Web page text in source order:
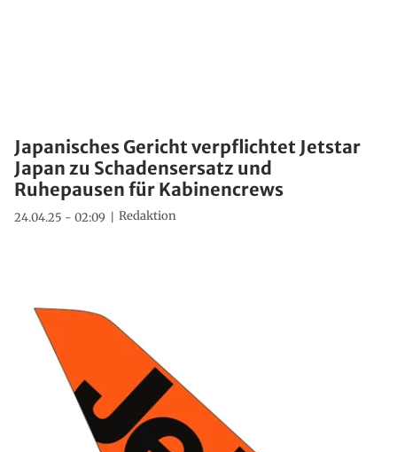
Japanisches Gericht verpflichtet Jetstar
Japan zu Schadensersatz und
Ruhepausen für Kabinencrews
24.04.25 - 02:09 Redaktion